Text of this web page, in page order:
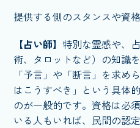
提供する側のスタンスや資
【占い師】 特別な霊感や、
術、タロットなど）の知識
「予言」や「断言」を求め
はこうすべき」という具体
のが一般的です。資格は必
いる人もいれば、民間の認